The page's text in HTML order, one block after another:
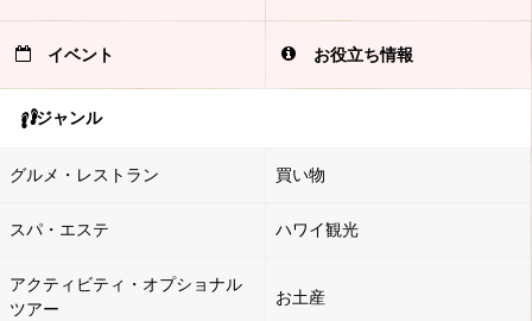
イベント お役立ち情報
ジャンル
グルメ・レストラン 買い物
スパ・エステ ハワイ観光
アクティビティ・オプショナル
ツアー
お土産